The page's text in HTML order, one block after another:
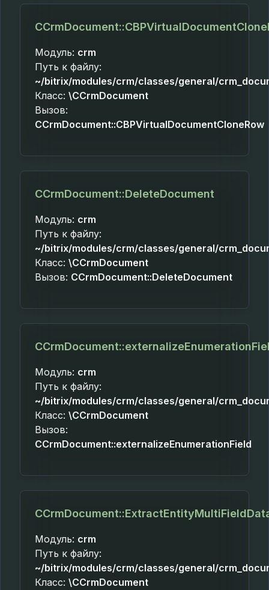
Модуль: crm
Путь к файлу:
~/bitrix/modules/crm/classes/general/
Класс: \CCrmDocument
Вызов:
CCrmDocument::CBPVirtualDocumentCloneRow
CCrmDocument::DeleteDocument
Модуль: crm
Путь к файлу:
~/bitrix/modules/crm/classes/general/
Класс: \CCrmDocument
Вызов: CCrmDocument::DeleteDocument
Модуль: crm
Путь к файлу:
~/bitrix/modules/crm/classes/general/
Класс: \CCrmDocument
Вызов:
CCrmDocument::externalizeEnumerationField
Модуль: crm
Путь к файлу:
~/bitrix/modules/crm/classes/general/
Класс: \CCrmDocument